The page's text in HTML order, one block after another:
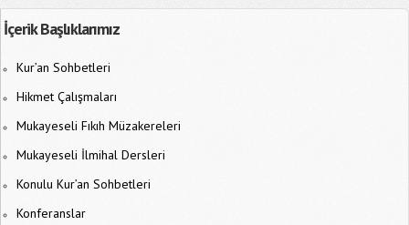
İçerik Başlıklarımız
Kur’an Sohbetleri
Hikmet Çalışmaları
Mukayeseli Fıkıh Müzakereleri
Mukayeseli İlmihal Dersleri
Konulu Kur’an Sohbetleri
Konferanslar